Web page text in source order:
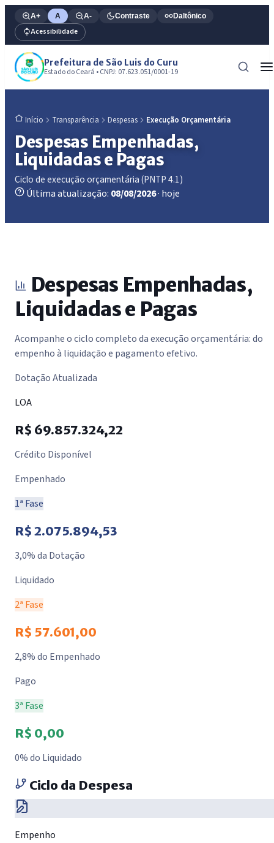
A+ A A- Contraste Daltônico
Acessibilidade
Prefeitura de São Luis do Curu
Estado do Ceará • CNPJ: 07.623.051/0001-19
Início Transparência Despesas Execução Orçamentária
Despesas Empenhadas,
Liquidadas e Pagas
Ciclo de execução orçamentária (PNTP 4.1)
Última atualização: 08/08/2026· hoje
Despesas Empenhadas,
Liquidadas e Pagas
Acompanhe o ciclo completo da execução orçamentária: do
empenho à liquidação e pagamento efetivo.
Dotação Atualizada
LOA
R$ 69.857.324,22
Crédito Disponível
Empenhado
1ª Fase
R$ 2.075.894,53
3,0% da Dotação
Liquidado
2ª Fase
R$ 57.601,00
2,8% do Empenhado
Pago
3ª Fase
R$ 0,00
0% do Liquidado
Ciclo da Despesa
Empenho